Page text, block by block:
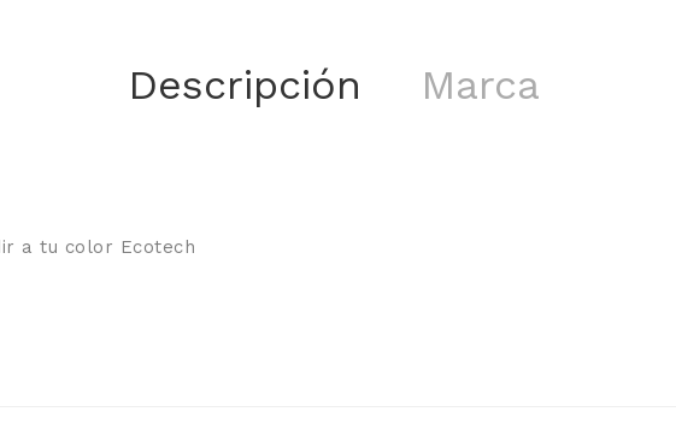
Descripción Marca
a tu color Ecotech